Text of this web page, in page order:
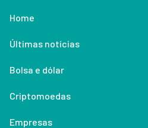
Home
Últimas notícias
Bolsa e dólar
Criptomoedas
Empresas